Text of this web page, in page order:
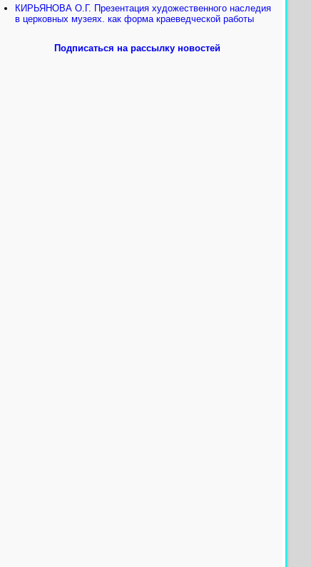
КИРЬЯНОВА О.Г. Презентация художественного наследия
в церковных музеях. как форма краеведческой работы
Подписаться на рассылку новостей